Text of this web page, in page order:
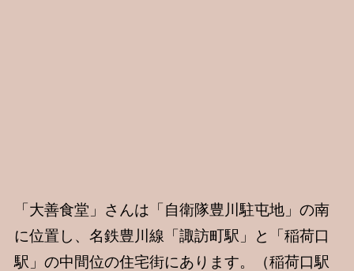
「大善食堂」さんは「自衛隊豊川駐屯地」の南
に位置し、名鉄豊川線「諏訪町駅」と「稲荷口
駅」の中間位の住宅街にあります。（稲荷口駅